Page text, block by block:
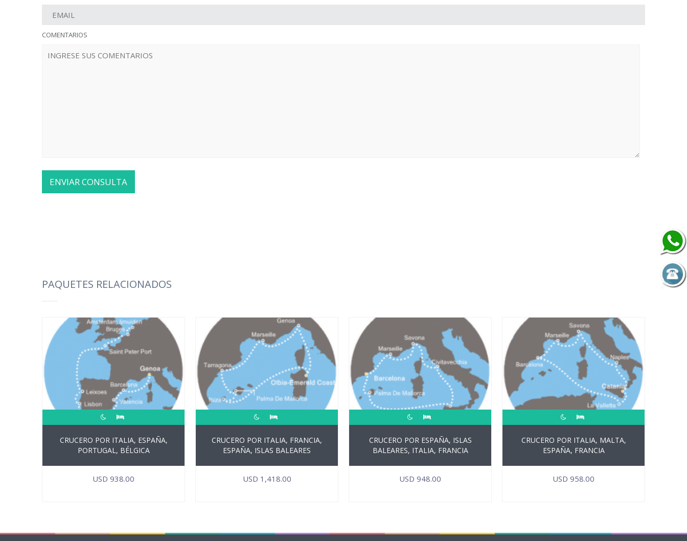
COMENTARIOS
PAQUETES RELACIONADOS
CRUCERO POR ITALIA, ESPAÑA,
PORTUGAL, BÉLGICA
USD 938.00
CRUCERO POR ITALIA, FRANCIA,
ESPAÑA, ISLAS BALEARES
USD 1,418.00
CRUCERO POR ESPAÑA, ISLAS
BALEARES, ITALIA, FRANCIA
USD 948.00
CRUCERO POR ITALIA, MALTA,
ESPAÑA, FRANCIA
USD 958.00